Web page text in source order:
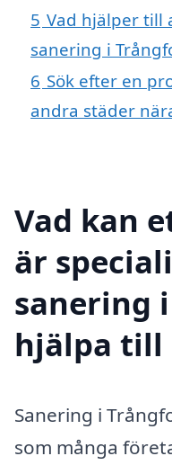
5 Vad hjälper till
sanering i
6 Sök efter en
andra städer
Vad kan
är
sanering
hjälpa till
Sanering i
som många